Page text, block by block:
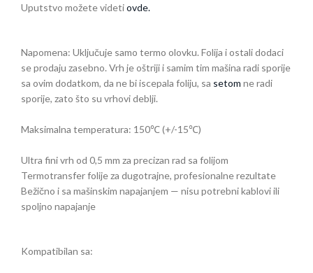
Uputstvo možete videtiovde.
Napomena: Uključuje samo termo olovku. Folija iostalidodaci
seprodaju zasebno. Vrh je oštriji i samim tim mašina radi sporije
sa ovim dodatkom, da ne bi iscepala foliju, sa setom ne radi
sporije, zato što su vrhovi deblji.
Maksimalna temperatura: 150℃ (+/-15℃)
Ultra finivrh od 0,5 mm za precizan rad sa folijom
Termotransferfolijeza dugotrajne, profesionalnerezultate
Bežično i sa mašinskim napajanjem — nisu potrebnikabloviili
spoljno napajanje
Kompatibilan sa: